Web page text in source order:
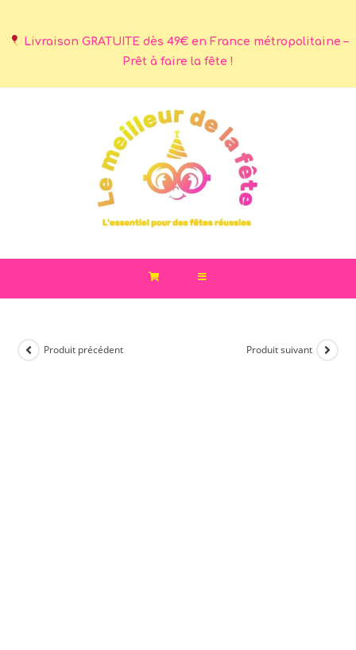
Livraison GRATUITE dès 49€ en France métropolitaine –
Prêt à faire la fête !
Produit précédent Produit suivant